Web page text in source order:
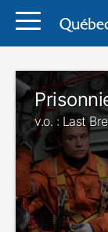
v.o. : Last